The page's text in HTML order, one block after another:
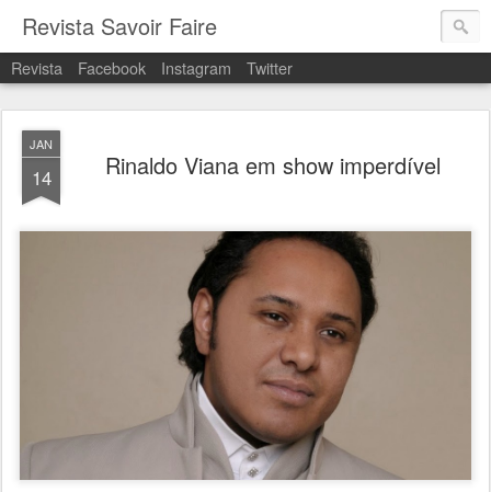
Revista Savoir Faire
Revista Facebook Instagram Twitter
JAN
14 Rinaldo Viana em show imperdível